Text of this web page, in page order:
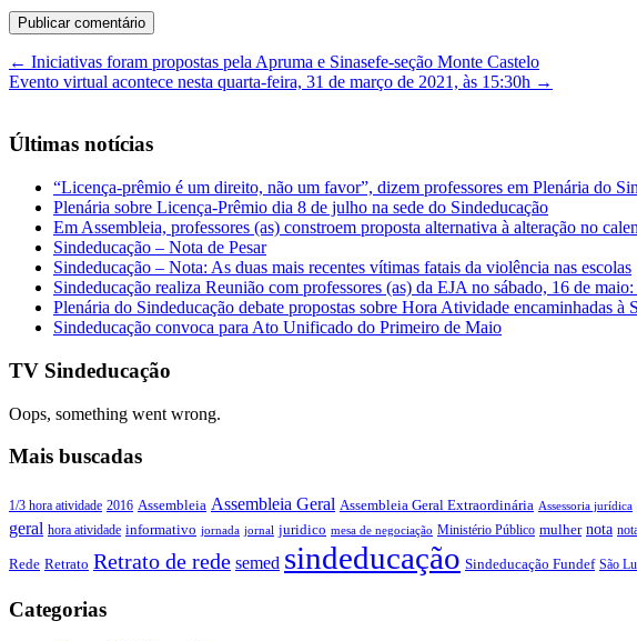
← Iniciativas foram propostas pela Apruma e Sinasefe-seção Monte Castelo
Evento virtual acontece nesta quarta-feira, 31 de março de 2021, às 15:30h →
Últimas notícias
“Licença-prêmio é um direito, não um favor”, dizem professores em Plenária do
Plenária sobre Licença-Prêmio dia 8 de julho na sede do Sindeducação
Em Assembleia, professores (as) constroem proposta alternativa à alteração no
Sindeducação – Nota de Pesar
Sindeducação – Nota: As duas mais recentes vítimas fatais da violência nas escolas
Sindeducação realiza Reunião com professores (as) da EJA no sábado, 16 de
Plenária do Sindeducação debate propostas sobre Hora Atividade encaminhadas à
Sindeducação convoca para Ato Unificado do Primeiro de Maio
TV Sindeducação
Oops, something went wrong.
Mais buscadas
1/3 hora atividade 2016 Assembleia Assembleia Geral Assembleia Geral Extraordinária Assessoria jurídica
geral hora atividade informativo jornada jornal juridico mesa de negociação Ministério Público mulher nota
Rede Retrato Retrato de rede semed sindeducação Sindeducação Fundef São
Categorias